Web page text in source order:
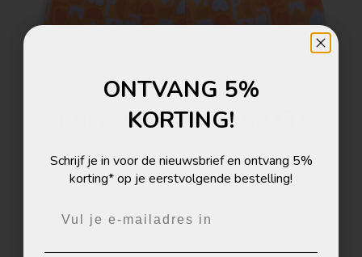
ERHALTE 5% RABATT!
Melde dich zum Newsletter an und erhalte 5%
Rabatt auf deine nächste Bestellung!
ONTVANG 5%
KORTING!
Schrijf je in voor de nieuwsbrief en ontvang 5%
korting* op je eerstvolgende bestelling!